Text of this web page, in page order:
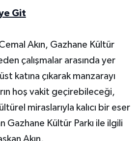
Git
Akın, Gazhane Kültür
çalışmalar arasında yer
katına çıkarak manzarayı
hoş vakit geçirebileceği,
miraslarıyla kalıcı bir eser
Gazhane Kültür Parkı ile ilgili
Akın,